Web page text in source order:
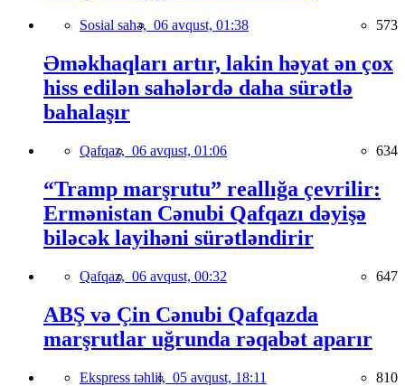
Sosial sahə, 06 avqust, 01:38 573
Əməkhaqları artır, lakin həyat ən çox
hiss edilən sahələrdə daha sürətlə
bahalaşır
Qafqaz, 06 avqust, 01:06 634
“Tramp marşrutu” reallığa çevrilir:
Ermənistan Cənubi Qafqazı dəyişə
biləcək layihəni sürətləndirir
Qafqaz, 06 avqust, 00:32 647
ABŞ və Çin Cənubi Qafqazda
marşrutlar uğrunda rəqabət aparır
Ekspress təhlil, 05 avqust, 18:11 810